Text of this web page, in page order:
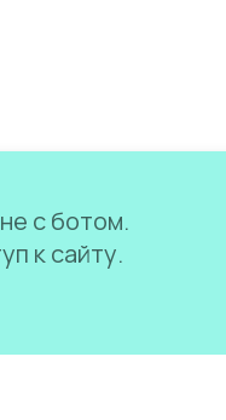
с ботом.
к сайту.